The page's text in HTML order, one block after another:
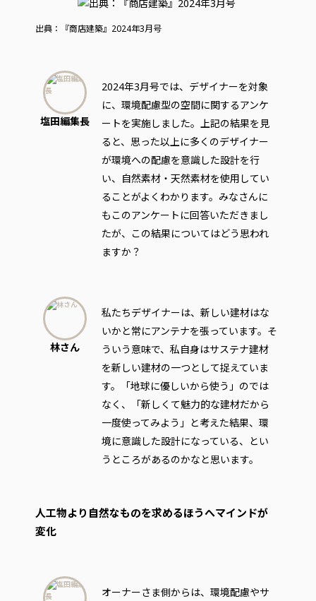
出典：『商店建築』2024年3月号
塩田編集長
2024年3月号では、デザイナーを対象
に、環境配慮型の空間に関するアンケ
ートを実施しました。上記の結果を見
ると、思った以上に多くのデザイナー
が環境への配慮を意識した設計を行
い、自然素材・天然素材を使用してい
ることがよくわかります。みなさんに
もこのアンケートに回答いただきまし
たが、この結果についてはどう思われ
ますか？
林さん
私たちデザイナーは、新しい建材はな
いかと常にアンテナを張っています。そ
ういう意味で、私自身はサステナ建材
を新しい建材の一つとして捉えていま
す。「地球に優しいから使う」のでは
なく、「新しくて魅力的な建材だから
一度使ってみよう」と考えた結果、環
境に意識した設計になっている、とい
うところがあるのかなと思います。
人工物より自然なものを求めるほうへマインドが
変化
オーナーさま側からは、環境配慮やサ